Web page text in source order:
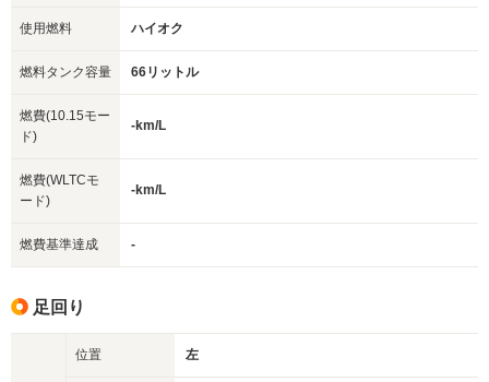
使用燃料 ハイオク
燃料タンク容量 66リットル
燃費(10.15モー
ド)
-km/L
燃費(WLTCモ
ード)
-km/L
燃費基準達成 -
足回り
位置 左